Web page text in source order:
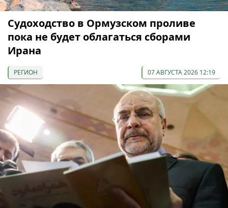
Судоходство в Ормузском проливе
пока не будет облагаться сборами
Ирана
РЕГИОН 07 АВГУСТА 2026 12:19